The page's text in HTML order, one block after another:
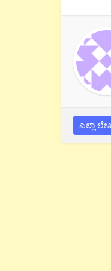
ಎಲ್ಲಾ